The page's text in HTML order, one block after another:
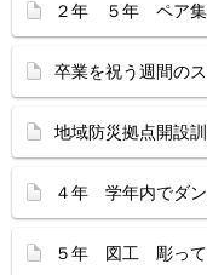
２年 ５年 ペア集
卒業を祝う週間の
地域防災拠点開設
４年 学年内でダ
５年 図工 彫っ